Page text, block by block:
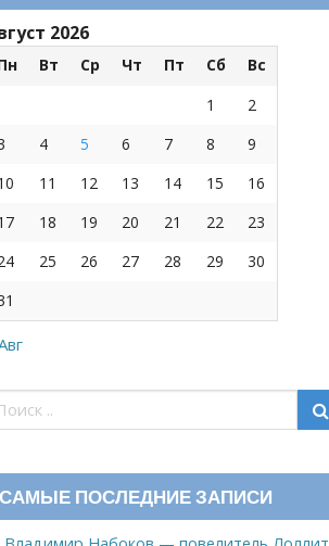
2026
Вт Ср Чт Пт Сб
Вс
1
2
4 5 6 7 8
9
11 12 13 14 15
16
18 19 20 21 22
23
25 26 27 28 29
30
САМЫЕ ПОСЛЕДНИЕ ЗАПИСИ